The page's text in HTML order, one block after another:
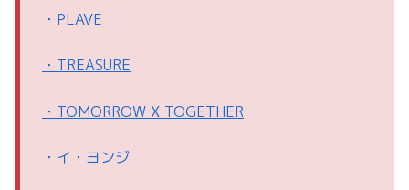
・PLAVE
・TREASURE
・TOMORROW X TOGETHER
・イ・ヨンジ